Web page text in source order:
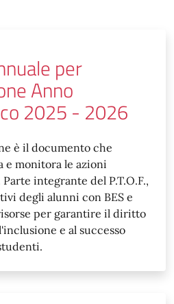
per
Anno
2025 - 2026
è il documento che
e monitora le azioni
integrante del P.T.O.F.,
degli alunni con BES e
per garantire il diritto
e al successo